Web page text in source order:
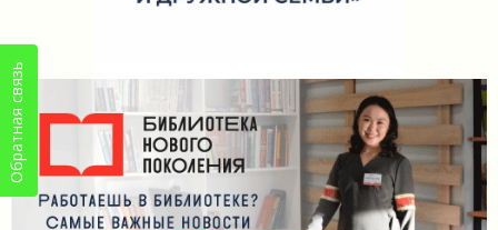
Обратная связь